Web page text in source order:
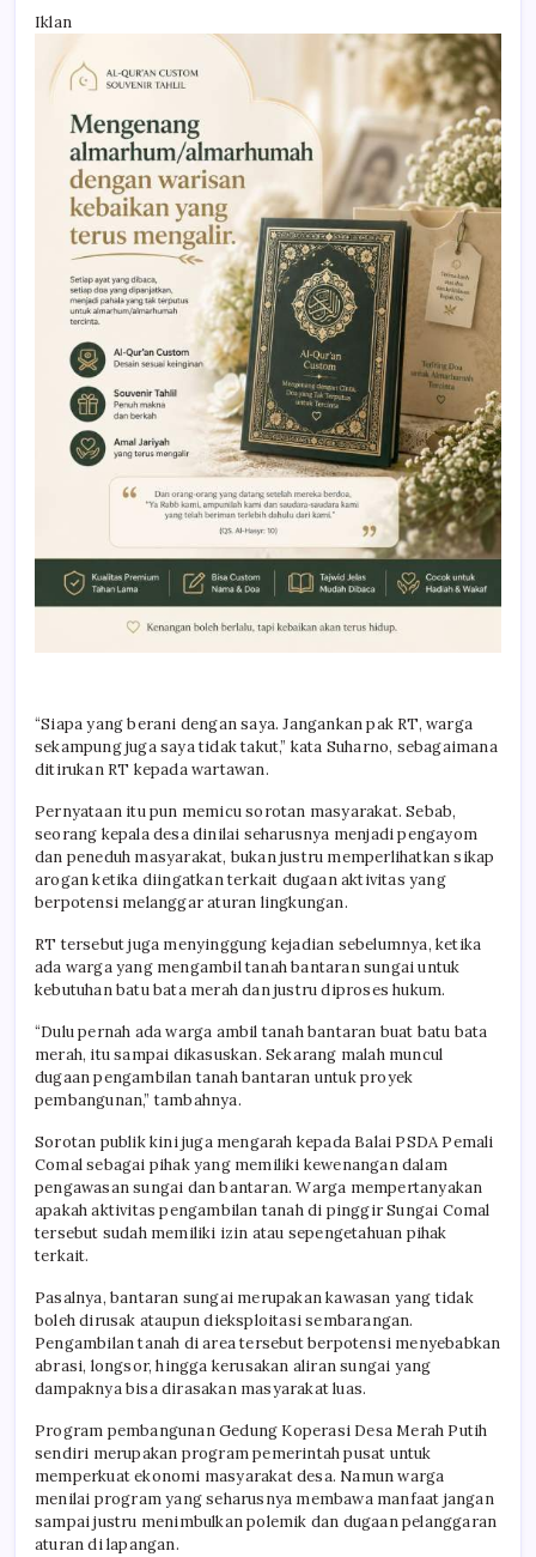
Iklan
“Siapa yang berani dengan saya. Jangankan pak RT, warga
sekampung juga saya tidak takut,” kata Suharno, sebagaimana
ditirukan RT kepada wartawan.
Pernyataan itu pun memicu sorotan masyarakat. Sebab,
seorang kepala desa dinilai seharusnya menjadi pengayom
dan peneduh masyarakat, bukan justru memperlihatkan sikap
arogan ketika diingatkan terkait dugaan aktivitas yang
berpotensi melanggar aturan lingkungan.
RT tersebut juga menyinggung kejadian sebelumnya, ketika
ada warga yang mengambil tanah bantaran sungai untuk
kebutuhan batu bata merah dan justru diproses hukum.
“Dulu pernah ada warga ambil tanah bantaran buat batu bata
merah, itu sampai dikasuskan. Sekarang malah muncul
dugaan pengambilan tanah bantaran untuk proyek
pembangunan,” tambahnya.
Sorotan publik kini juga mengarah kepada Balai PSDA Pemali
Comal sebagai pihak yang memiliki kewenangan dalam
pengawasan sungai dan bantaran. Warga mempertanyakan
apakah aktivitas pengambilan tanah di pinggir Sungai Comal
tersebut sudah memiliki izin atau sepengetahuan pihak
terkait.
Pasalnya, bantaran sungai merupakan kawasan yang tidak
boleh dirusak ataupun dieksploitasi sembarangan.
Pengambilan tanah di area tersebut berpotensi menyebabkan
abrasi, longsor, hingga kerusakan aliran sungai yang
dampaknya bisa dirasakan masyarakat luas.
Program pembangunan Gedung Koperasi Desa Merah Putih
sendiri merupakan program pemerintah pusat untuk
memperkuat ekonomi masyarakat desa. Namun warga
menilai program yang seharusnya membawa manfaat jangan
sampai justru menimbulkan polemik dan dugaan pelanggaran
aturan di lapangan.